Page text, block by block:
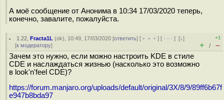
А моё сообщение от Анонима в 10:34 17/03/2020 теперь,
конечно, завалите, пожалуйста.
1.22 ,Fracta1L (ok), 10:49, 17/03/2020 [ответить] [ ﹢﹢﹢] [ · · ·][↓]
[к модератору]
+1
+ / –
Зачем это нужно, если можно настроить KDE в стиле
CDE и наслаждаться жизнью (насколько это возможно
в look'n'feel CDE)?
https://forum.manjaro.org/uploads/default/original/3X/8/9/89ff6b67f
e947b8bda97